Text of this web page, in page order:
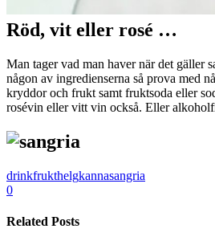
Röd, vit eller rosé …
Man tager vad man haver när det gäller
någon av ingredienserna så prova med
kryddor och frukt samt fruktsoda eller
rosévin eller vitt vin också. Eller
drinkfrukthelgkannasangria
0
Related Posts